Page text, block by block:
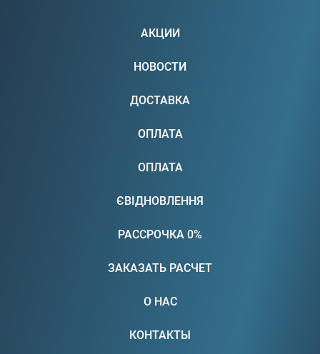
АКЦИИ
НОВОСТИ
ДОСТАВКА
ОПЛАТА
ОПЛАТА
ЄВІДНОВЛЕННЯ
РАССРОЧКА 0%
ЗАКАЗАТЬ РАСЧЕТ
О НАС
КОНТАКТЫ